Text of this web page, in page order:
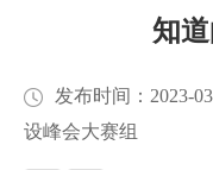
知
发布时间：2023-
设峰会大赛组